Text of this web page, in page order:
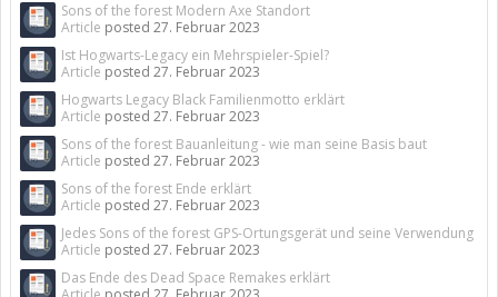
Sons of the forest Modern Axe Standort
Article posted 27. Februar 2023
Ist Hogwarts-Legacy ein Mehrspieler-Spiel?
Article posted 27. Februar 2023
Hogwarts Legacy Black Familienmotto erklärt
Article posted 27. Februar 2023
Sons of the forest Bauanleitung - wie man seine Basis baut
Article posted 27. Februar 2023
Sons of the forest Ende erklärt
Article posted 27. Februar 2023
Jedes Sons of the forest GPS-Ortungsgerät und seine Verwendung
Article posted 27. Februar 2023
Das Ende des Dead Space Remakes erklärt